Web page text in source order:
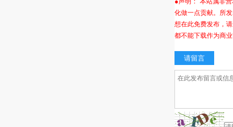
化做一点贡献。所
想在此免费发布，
都不能下载作为商
请留言